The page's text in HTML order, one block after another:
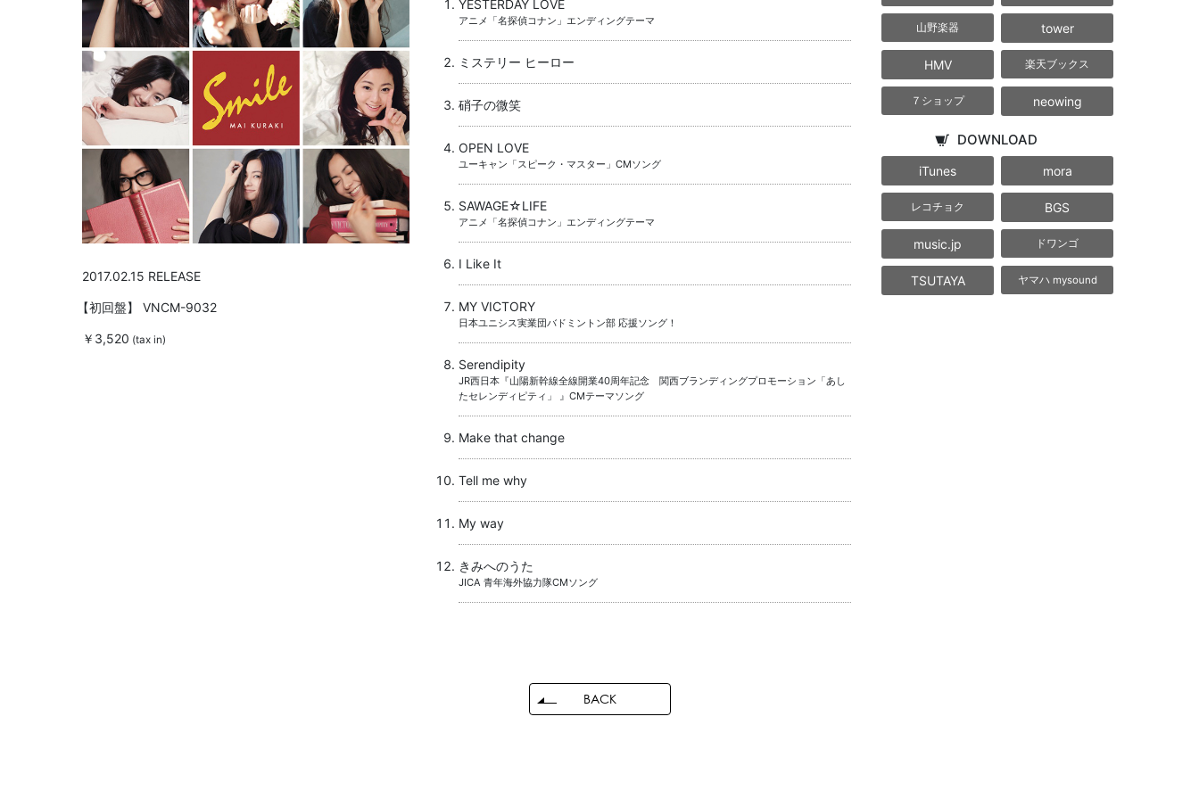
2017.02.15 RELEASE
【初回盤】 VNCM-9032
￥3,520 (tax in)
YESTERDAY LOVE
アニメ「名探偵コナン」エンディングテーマ
ミステリー ヒーロー
硝子の微笑
OPEN LOVE
ユーキャン「スピーク・マスター」CMソング
SAWAGE☆LIFE
アニメ「名探偵コナン」エンディングテーマ
I Like It
MY VICTORY
日本ユニシス実業団バドミントン部 応援ソング！
Serendipity
JR西日本『山陽新幹線全線開業40周年記念 関西ブランディングプロモーション「あし
たセレンディピティ」 』CMテーマソング
Make that change
Tell me why
My way
きみへのうた
JICA 青年海外協力隊CMソング
山野楽器 tower
HMV 楽天ブックス
７ショップ neowing
DOWNLOAD
iTunes mora
レコチョク BGS
music.jp ドワンゴ
TSUTAYA ヤマハ mysound
BACK